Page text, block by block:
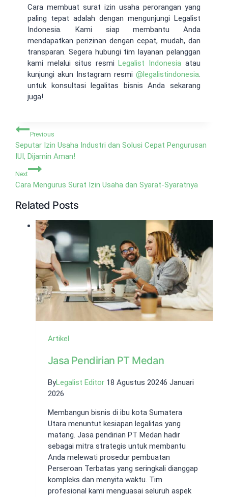
Cara membuat surat izin usaha perorangan yang
paling tepat adalah dengan mengunjungi Legalist
Indonesia. Kami siap membantu Anda
mendapatkan perizinan dengan cepat, mudah, dan
transparan. Segera hubungi tim layanan pelanggan
kami melalui situs resmi Legalist Indonesia atau
kunjungi akun Instagram resmi @ legalistindonesia.
untuk konsultasi legalitas bisnis Anda sekarang
juga!
Navigasi
posPrevious
Seputar Izin Usaha Industri dan Solusi Cepat Pengurusan
IUI, Dijamin Aman!
Next
Cara Mengurus Surat Izin Usaha dan Syarat-Syaratnya
Related Posts
Artikel
Jasa Pendirian PT Medan
ByLegalist Editor 18 Agustus 20246 Januari
2026
Membangun bisnis di ibu kota Sumatera
Utara menuntut kesiapan legalitas yang
matang. Jasa pendirian PT Medan hadir
sebagai mitra strategis untuk membantu
Anda melewati prosedur pembuatan
Perseroan Terbatas yang seringkali dianggap
kompleks dan menyita waktu. Tim
profesional kami menguasai seluruh aspek